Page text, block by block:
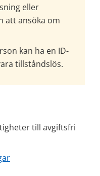
eller
att ansöka om
kan ha en ID-
tillståndslös.
till avgiftsfri